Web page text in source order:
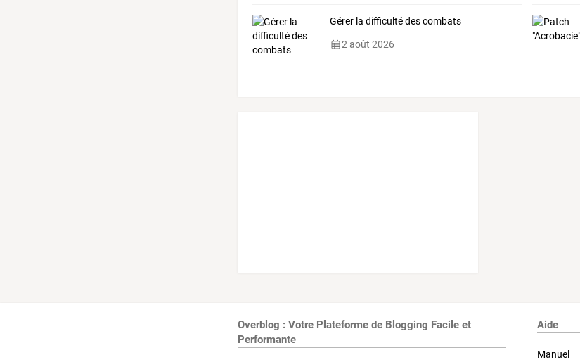
Gérer la difficulté des combats
2 août 2026
Overblog : Votre Plateforme de Blogging Facile et
Performante
Aide
Manuel